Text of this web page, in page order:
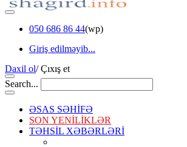
050 686 86 44(wp)
Giriş edilməyib...
Daxil ol/Çıxış et
Search...
ƏSAS SƏHİFƏ
SON YENİLİKLƏR
TƏHSİL XƏBƏRLƏRİ